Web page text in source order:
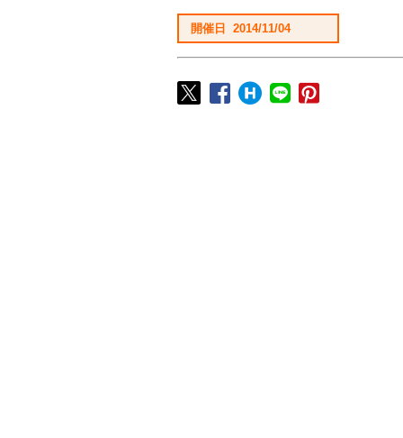
開催日 2014/11/04